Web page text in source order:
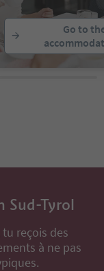
Go to
Sud-Tyrol
reçois des
à ne pas